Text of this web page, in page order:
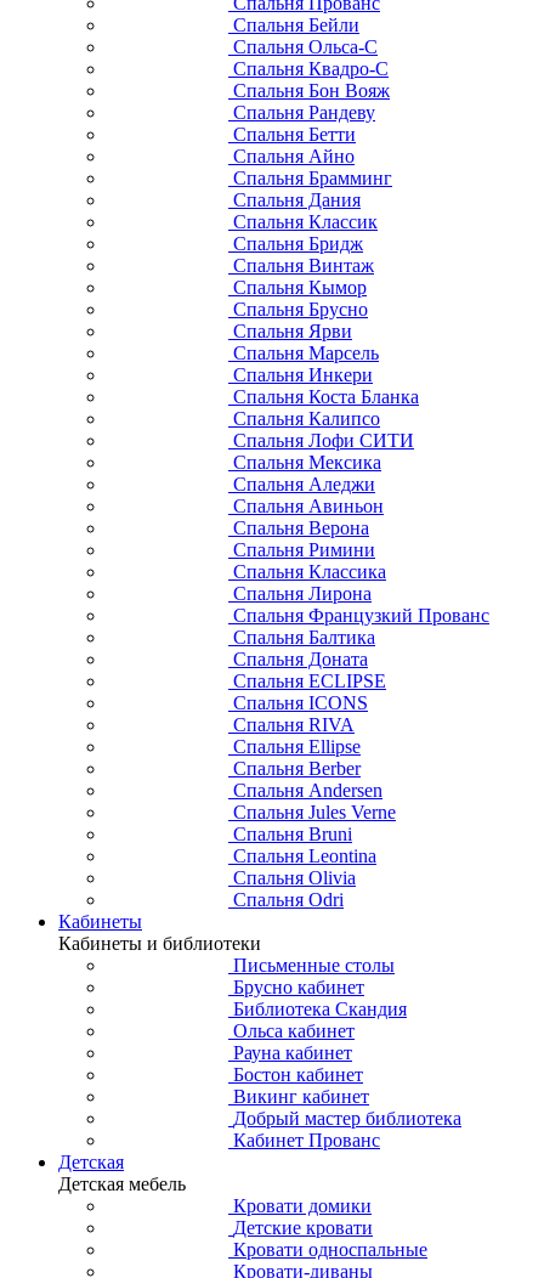
Спальня Бейли
Спальня Ольса-С
Спальня Квадро-С
Спальня Бон Вояж
Спальня Рандеву
Спальня Бетти
Спальня Айно
Спальня Брамминг
Спальня Дания
Спальня Классик
Спальня Бридж
Спальня Винтаж
Спальня Кымор
Спальня Брусно
Спальня Ярви
Спальня Марсель
Спальня Инкери
Спальня Коста Бланка
Спальня Калипсо
Спальня Лофи СИТИ
Спальня Мексика
Спальня Аледжи
Спальня Авиньон
Спальня Верона
Спальня Римини
Спальня Классика
Спальня Лирона
Спальня Французкий Прованс
Спальня Балтика
Спальня Доната
Спальня ECLIPSE
Спальня ICONS
Спальня RIVA
Спальня Ellipse
Спальня Berber
Спальня Andersen
Спальня Jules Verne
Спальня Bruni
Спальня Leontina
Спальня Olivia
Спальня Odri
Кабинеты
Кабинеты и библиотеки
Письменные столы
Брусно кабинет
Библиотека Скандия
Ольса кабинет
Рауна кабинет
Бостон кабинет
Викинг кабинет
Добрый мастер библиотека
Кабинет Прованс
Детская
Детская мебель
Кровати домики
Детские кровати
Кровати односпальные
Кровати-диваны